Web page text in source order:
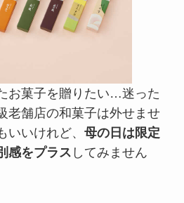
お菓子を贈りたい…迷った
老舗店の和菓子は外せませ
いいけれど、 母の日は限定
感をプラス してみません